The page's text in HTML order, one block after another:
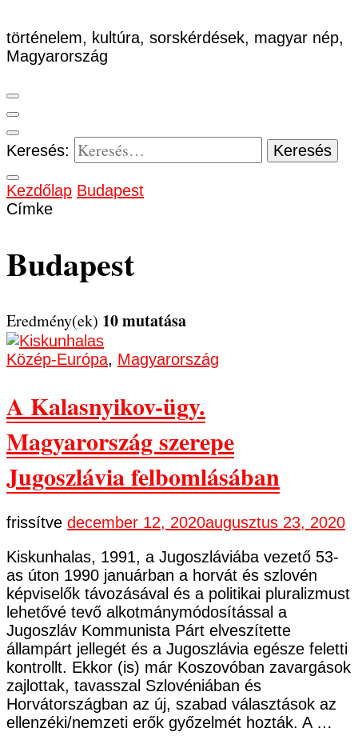
történelem, kultúra, sorskérdések, magyar nép,
Magyarország
Keresés:
Kezdőlap Budapest
Címke
Budapest
Eredmény(ek) 10 mutatása
Közép-Európa, Magyarország
A Kalasnyikov-ügy.
Magyarország szerepe
Jugoszlávia felbomlásában
frissítve december 12, 2020augusztus 23, 2020
Kiskunhalas, 1991, a Jugoszláviába vezető 53-
as úton 1990 januárban a horvát és szlovén
képviselők távozásával és a politikai pluralizmust
lehetővé tevő alkotmánymódosítással a
Jugoszláv Kommunista Párt elveszítette
állampárt jellegét és a Jugoszlávia egésze feletti
kontrollt. Ekkor (is) már Koszovóban zavargások
zajlottak, tavasszal Szlovéniában és
Horvátországban az új, szabad választások az
ellenzéki/nemzeti erők győzelmét hozták. A …